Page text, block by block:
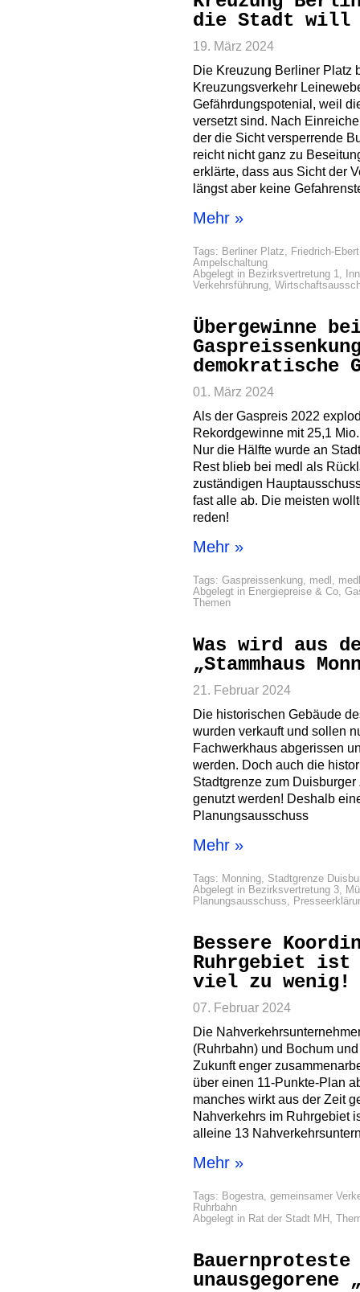
die Stadt will
19. März 2024
Die Kreuzung Berliner Platz
Kreuzungsverkehr
Gefährdungspotenial, weil
versetzt sind. Nach
der die Sicht versperrende
reicht nicht ganz zu
erklärte, dass aus Sicht der
längst aber keine
Mehr »
Tags: Berliner Platz, Friedrich-
Ampelschaltung
Abgelegt in Bezirksvertretung 1,
Verkehrsführung,
Übergewinne
demokratische
01. März 2024
Als der Gaspreis 2022
Rekordgewinne mit 25,1
Nur die Hälfte wurde an
Rest blieb bei medl als
zuständigen
fast alle ab. Die meisten
reden!
Mehr »
Tags: Gaspreissenkung, medl ,
Abgelegt in Energiepreise & Co,
Themen
Was wird aus
„Stammhaus
21. Februar 2024
Die historischen Gebäude
wurden verkauft und sollen
Fachwerkhaus abgerissen
werden. Doch auch die
Stadtgrenze zum
genutzt werden! Deshalb
Planungsausschuss
Mehr »
Tags: Monning, Stadtgrenze
Abgelegt in Bezirksvertretung 3,
Planungsausschuss,
Bessere
Ruhrgebiet
viel zu wenig!
07. Februar 2024
Die
(Ruhrbahn) und Bochum
Zukunft enger
über einen 11-Punkte-Plan
manches wirkt aus der Zeit
Nahverkehrs im Ruhrgebiet
alleine 13
Mehr »
Tags: Bogestra, gemeinsamer
Ruhrbahn
Abgelegt in Rat der Stadt MH ,
unausgegorene